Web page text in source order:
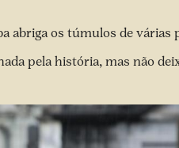
abriga os túmulos de várias
pela história, mas não